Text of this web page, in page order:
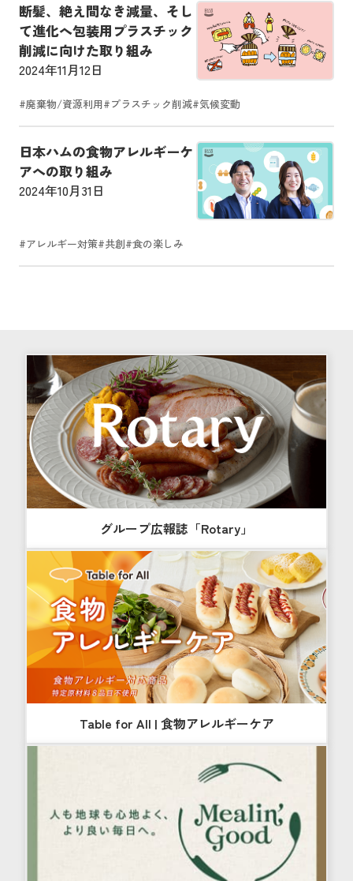
断髪、絶え間なき減量、そし
て進化へ包装用プラスチック
削減に向けた取り組み
2024年11月12日
#廃棄物/資源利用#プラスチック削減#気候変動
日本ハムの食物アレルギーケ
アへの取り組み
2024年10月31日
#アレルギー対策#共創#食の楽しみ
グループ広報誌「Rotary」
Table for All | 食物アレルギーケア